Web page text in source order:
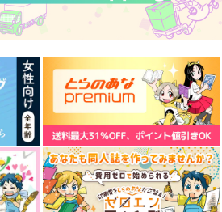
Me （マリー・
）【改版】
ねこアダプタ
円（税込）